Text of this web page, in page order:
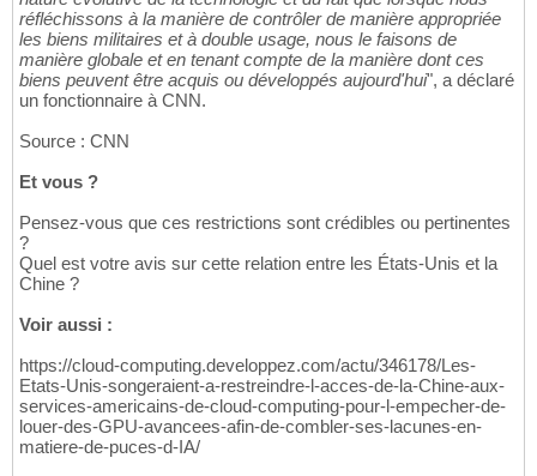
réfléchissons à la manière de contrôler de manière appropriée
les biens militaires et à double usage, nous le faisons de
manière globale et en tenant compte de la manière dont ces
biens peuvent être acquis ou développés aujourd'hui", a déclaré
un fonctionnaire à CNN.
Source : CNN
Et vous ?
Pensez-vous que ces restrictions sont crédibles ou pertinentes
?
Quel est votre avis sur cette relation entre les États-Unis et la
Chine ?
Voir aussi :
https://cloud-computing.developpez.com/actu/346178/Les-
Etats-Unis-songeraient-a-restreindre-l-acces-de-la-Chine-aux-
services-americains-de-cloud-computing-pour-l-empecher-de-
louer-des-GPU-avancees-afin-de-combler-ses-lacunes-en-
matiere-de-puces-d-IA/